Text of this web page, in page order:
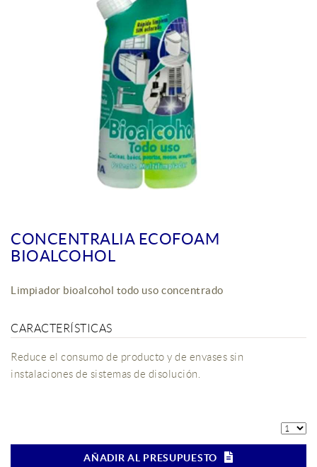
CONCENTRALIA ECOFOAM
BIOALCOHOL
Limpiador bioalcohol todo uso concentrado
CARACTERÍSTICAS
Reduce el consumo de producto y de envases sin
instalaciones de sistemas de disolución.
AÑADIR AL PRESUPUESTO